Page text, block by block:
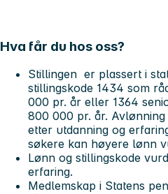
Hva får du hos oss?
Stillingen er plassert i
stillingskode 1434 som
000 pr. år eller 1364
800 000 pr. år.
etter utdanning og
søkere kan høyere lønn
Lønn og stillingskode
erfaring.
Medlemskap i Statens